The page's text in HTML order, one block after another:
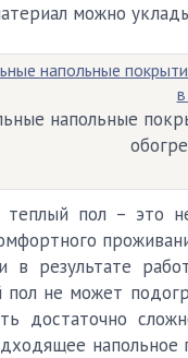
можно
напольные
теплый пол – это
в результате
пол не может
достаточно
напольное